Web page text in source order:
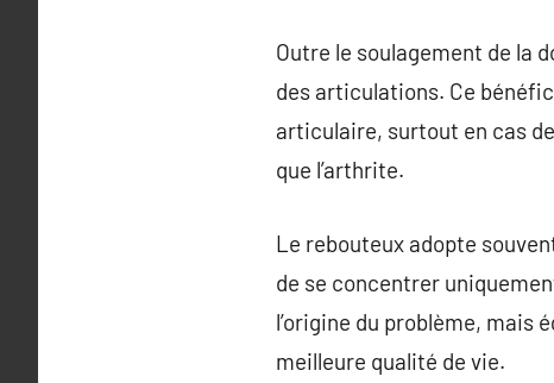
Outre le soulagement de la
des articulations. Ce
articulaire, surtout en cas
que l’arthrite.
Le rebouteux adopte
de se concentrer
l’origine du problème, mais
meilleure qualité de vie.